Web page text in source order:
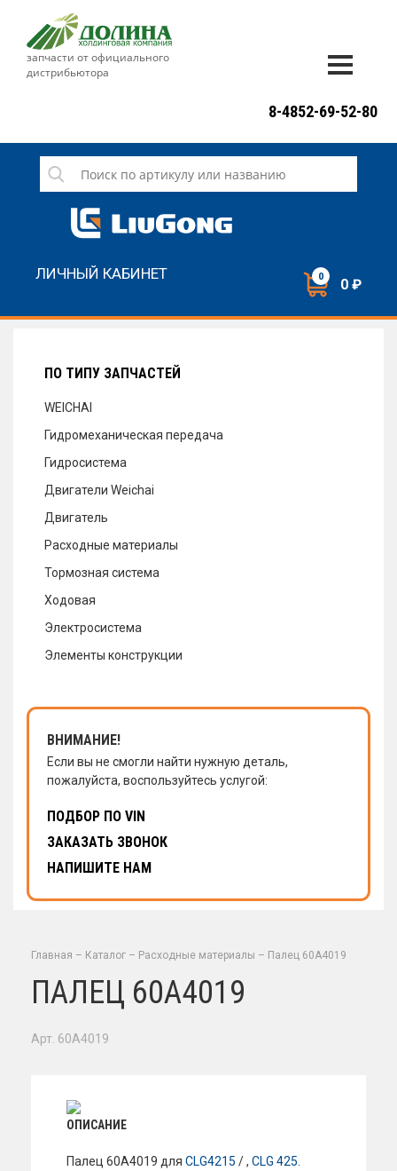
запчасти от официального
дистрибьютора
СЕРВИС
НОВОСТИ
8-4852-69-52-80
ЛИЧНЫЙ КАБИНЕТ 0 0 ₽
ПО ТИПУ ЗАПЧАСТЕЙ
WEICHAI
Гидромеханическая передача
Гидросистема
Двигатели Weichai
Двигатель
Расходные материалы
Тормозная система
Ходовая
Электросистема
Элементы конструкции
ВНИМАНИЕ!
Если вы не смогли найти нужную деталь,
пожалуйста, воспользуйтесь услугой:
ПОДБОР ПО VIN
ЗАКАЗАТЬ ЗВОНОК
НАПИШИТЕ НАМ
Главная – Каталог – Расходные материалы – Палец 60A4019
ПАЛЕЦ 60A4019
Арт. 60A4019
ОПИСАНИЕ
Палец 60A4019 для CLG4215 / , CLG 425